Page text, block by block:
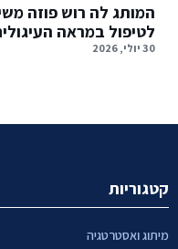
המותג לה רוש פוזה
לטיפול במראה
30 יולי, 2026
קטגוריות
מיתוג ואסטרטגיה